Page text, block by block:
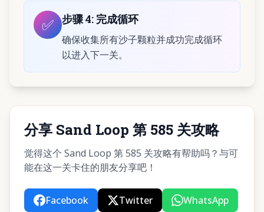
✅ 步骤4: 完成循环
确保收集所有沙子颗粒并成功完成循环
以进入下一关。
分享 Sand Loop 第 585 关攻略
觉得这个 Sand Loop 第 585 关攻略有帮助吗？与可
能在这一关卡住的朋友分享吧！
Facebook Twitter WhatsApp